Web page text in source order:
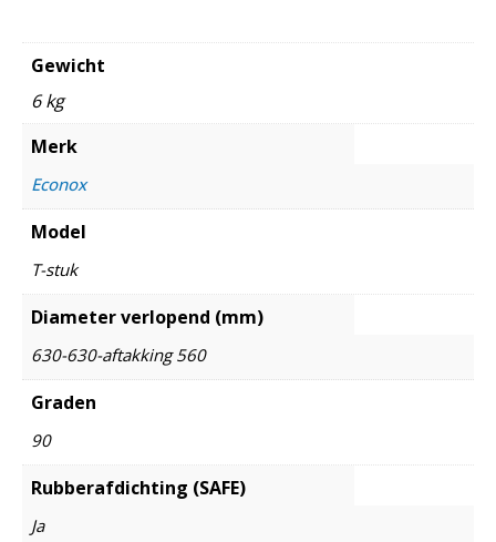
Gewicht
6 kg
Merk
Econox
Model
T-stuk
Diameter verlopend (mm)
630-630-aftakking 560
Graden
90
Rubberafdichting (SAFE)
Ja